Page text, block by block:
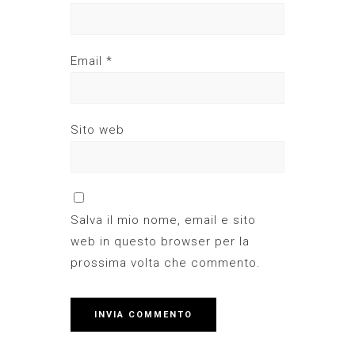
Email *
Sito web
Salva il mio nome, email e sito
web in questo browser per la
prossima volta che commento.